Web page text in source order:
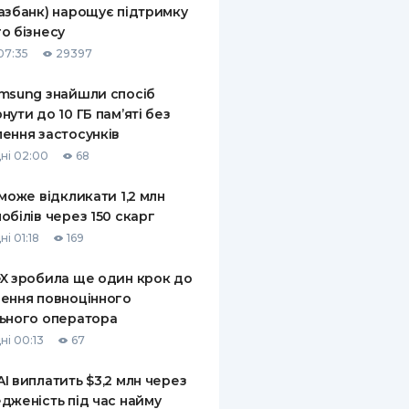
ПО
КОМПАНІЇ
СТРАХОВІ
І ОПЛАТА
нарощує підтримку
бізнесу
29397
знайшли спосіб
до 10 ГБ пам’яті без
застосунків
02:00 68
відкликати 1,2 млн
через 150 скарг
01:18 169
зробила ще один крок до
повноцінного
оператора
00:13 67
виплатить $3,2 млн через
під час найму